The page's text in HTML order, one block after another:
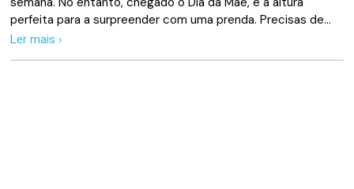
perfeita para a surpreender com uma prenda. Precisas de…
Ler mais ›